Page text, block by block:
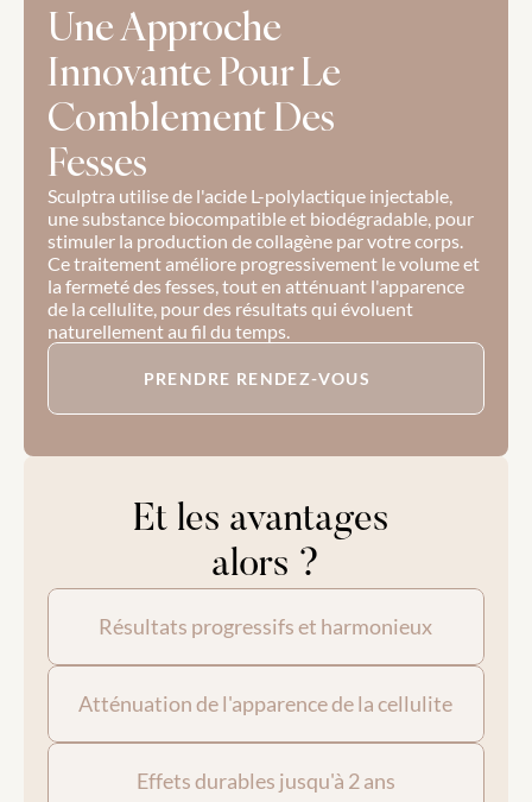
Une Approche
Innovante Pour Le
Comblement Des
Fesses
Sculptra utilise de l'acide L-polylactique injectable,
une substance biocompatible et biodégradable, pour
stimuler la production de collagène par votre corps.
Ce traitement améliore progressivement le volume et
la fermeté des fesses, tout en atténuant l'apparence
de la cellulite, pour des résultats qui évoluent
naturellement au fil du temps.
PRENDRE RENDEZ-VOUS
Et les avantages
alors ?
Résultats progressifs et harmonieux
Atténuation de l'apparence de la cellulite
Effets durables jusqu'à 2 ans